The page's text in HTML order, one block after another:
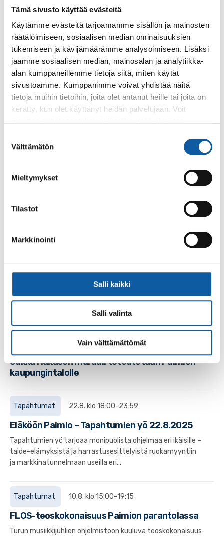
Tämä sivusto käyttää evästeitä
Käytämme evästeitä tarjoamamme sisällön ja mainosten
räätälöimiseen, sosiaalisen median ominaisuuksien
tukemiseen ja kävijämäärämme analysoimiseen. Lisäksi
jaamme sosiaalisen median, mainosalan ja analytiikka-
alan kumppaneillemme tietoja siitä, miten käytät
sivustoamme. Kumppanimme voivat yhdistää näitä
tietoja muihin tietoihin, joita olet antanut heille tai joita on
kerätty, kun olet käyttänyt heidän palvelujaan. Voit
valinta
Välttämätön
Mieltymykset
Tilastot
Markkinointi
Salli kaikki
Salli valinta
Vain välttämättömät
demotyön sekä vetää graffitityöpajan!
Tapahtumat 28.6.–28.7.
Seija Honkasen näyttely Poimintoja Paimion
kotiseutumuseon lainamakasiinissa
Tervetuloa ihastelemaan Seija Honkasen luontoaiheisia
töitä Paimion kotiseutumuseon lainamakasiiniin.
ODEN 0(ZERO) on kokoelma kokeellisia akustisia,
taideteoksia, jotka herättävät kuuntelijoita...
Palvelut
Kaupungin kulttuuripalvelut tarjoaa näyttelytilan
kaupungintalon ylimmästä kerroksesta erilaisten
näyttelyiden järjestämiseen.
Uutiset 20.11.2024
Jukka Hakasen muraali toteutetaan Paimion
kaupungintalolle
Tapahtumat 22.8. klo 18:00–23:59
Eläköön Paimio – Tapahtumien yö 22.8.2025
Tapahtumien yö tarjoaa monipuolista ohjelmaa eri ikäisille –
taide-elämyksistä ja harrastusesittelyistä ruokamyyntiin
ja markkinatunnelmaan useilla eri...
Tapahtumat 10.8. klo 15:00–19:15
FLOS-teoskokonaisuus Paimion parantolassa
Turun musiikkijuhlien ohjelmistoon kuuluva teoskokonaisuus